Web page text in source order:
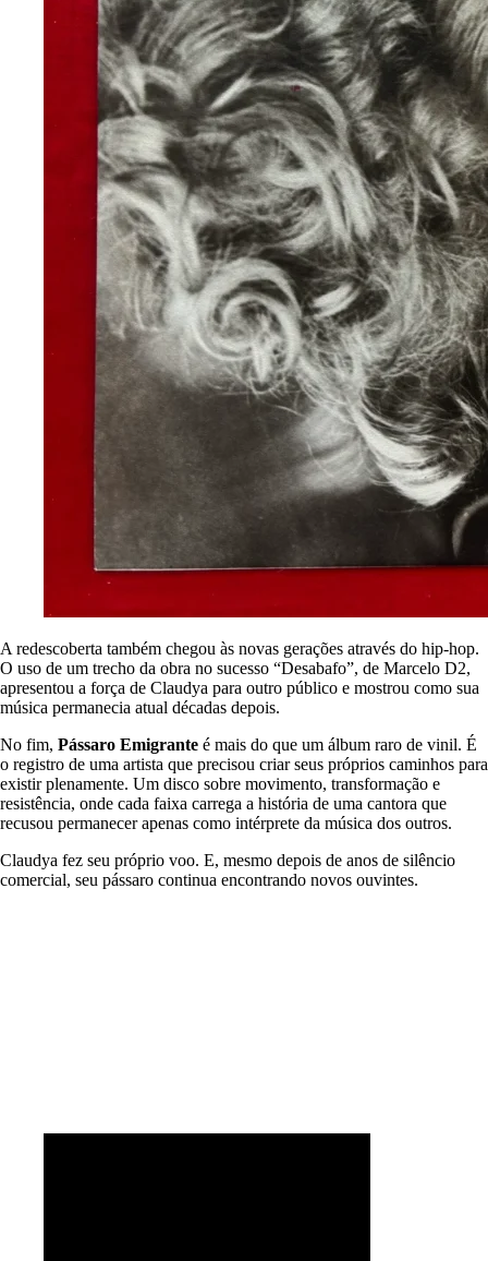
A redescoberta também chegou às novas gerações através do hip-hop.
O uso de um trecho da obra no sucesso “Desabafo”, de Marcelo D2,
apresentou a força de Claudya para outro público e mostrou como sua
música permanecia atual décadas depois.
No fim, Pássaro Emigrante é mais do que um álbum raro de vinil. É
o registro de uma artista que precisou criar seus próprios caminhos para
existir plenamente. Um disco sobre movimento, transformação e
resistência, onde cada faixa carrega a história de uma cantora que
recusou permanecer apenas como intérprete da música dos outros.
Claudya fez seu próprio voo. E, mesmo depois de anos de silêncio
comercial, seu pássaro continua encontrando novos ouvintes.